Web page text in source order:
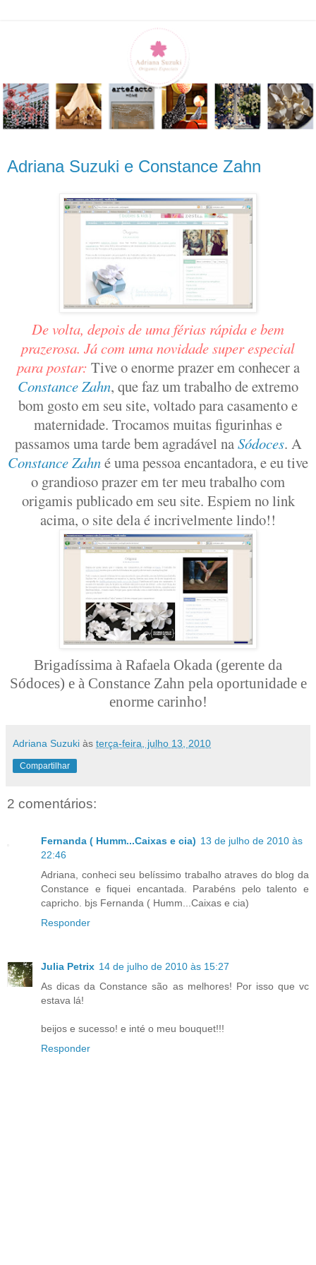
Adriana Suzuki e Constance Zahn
De volta, depois de uma férias rápida e bem
prazerosa. Já com uma novidade super especial
para postar: Tive o enorme prazer em conhecer a
Constance Zahn, que faz um trabalho de extremo
bom gosto em seu site, voltado para casamento e
maternidade. Trocamos muitas figurinhas e
passamos uma tarde bem agradável naSódoces. A
Constance Zahné uma pessoa encantadora, e eu tive
o grandioso prazer em ter meu trabalho com
origamis publicado em seu site. Espiem no link
acima, o site dela é incrivelmente lindo!!
Brigadíssima à Rafaela Okada (gerente da
Sódoces) e à Constance Zahn pela oportunidade e
enorme carinho!
Adriana Suzuki às terça-feira, julho 13, 2010
Compartilhar
2 comentários:
Fernanda ( Humm...Caixas e cia) 13 de julho de 2010 às
22:46
Adriana, conheci seu belíssimo trabalho atraves do blog da
Constance e fiquei encantada. Parabéns pelo talento e
capricho. bjs Fernanda ( Humm...Caixas e cia)
Responder
Julia Petrix 14 de julho de 2010 às 15:27
As dicas da Constance são as melhores! Por isso que vc
estava lá!
beijos e sucesso! e inté o meu bouquet!!!
Responder